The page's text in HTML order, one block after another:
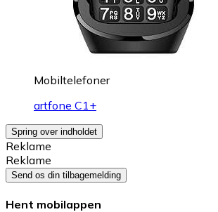
Mobiltelefoner
artfone C1+
Spring over indholdet
Reklame
Reklame
Send os din tilbagemelding
Hent mobilappen